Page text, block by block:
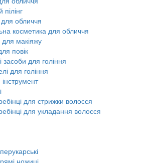
пілінг
обличчя
косметика для обличчя
макіяжу
повік
засоби для гоління
для гоління
для стрижки волосся
для укладання волосся
ножиці